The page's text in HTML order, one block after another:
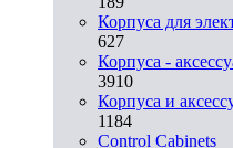
Корпуса для
627
Корпуса -
3910
Корпуса и
1184
Control Cabinets